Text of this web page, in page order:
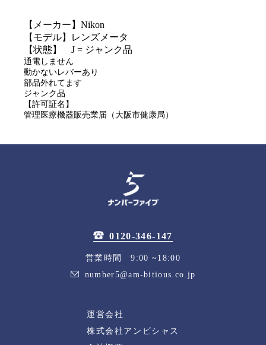
【メーカー】Nikon
【モデル】レンズメータ
【状態】 J = ジャンク品
通電しません
動かないレバーあり
部品外れてます
ジャンク品
【許可証名】
管理医療機器販売業届（大阪市健康局）
0120-346-147
営業時間 9:00 ~18:00
number5@am-bitious.co.jp
運営会社
株式会社アンビシャス